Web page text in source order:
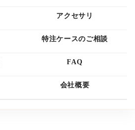
アクセサリ
特注ケースのご相談
FAQ
会社概要